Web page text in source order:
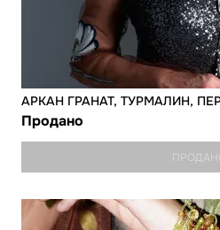
АРКАН ГРАНАТ, ТУРМАЛИН,
Продано